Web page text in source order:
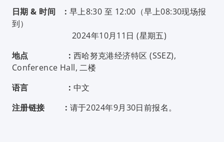
日期 & 时间 : 早上8:30 至 12:00（早上08:30现场报
到）
2024年10月11日 (星期五)
地点 : 西哈努克港经济特区 (SSEZ),
Conference Hall, 二楼
语言 : 中文
注册链接 : 请于2024年9月30日前报名。